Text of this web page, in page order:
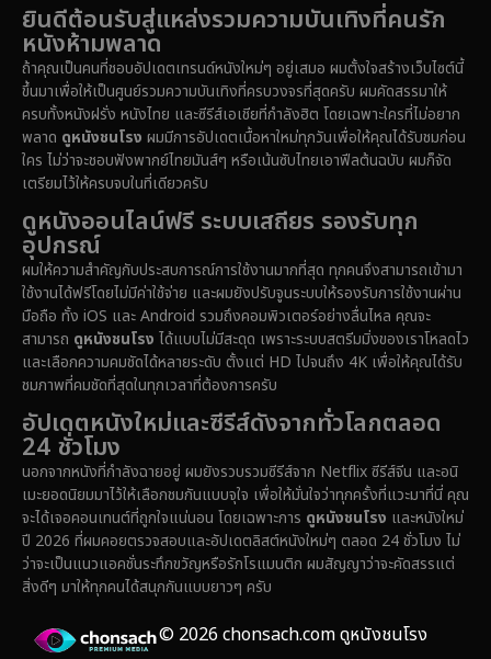
Disaster
Disney+ (5)
Documentary สารคดี (91)
Dystopian
Emotional (61)
Epic มหากาพย์ (222)
Family ครอบครัว
Fantasy จินตนาการ (329)
Fiction (14)
1985
1983
1982
1981
1971
1962 1953
ยินดีต้อนรับสู่แหล่งรวมความบันเทิงที่คนรัก
หนังห้ามพลาด
ถ้าคุณเป็นคนที่ชอบอัปเดตเทรนด์หนังใหม่ๆ อยู่เสมอ ผมตั้งใจสร้างเว็บไซต์นี้
ขึ้นมาเพื่อให้เป็นศูนย์รวมความบันเทิงที่ครบวงจรที่สุดครับ ผมคัดสรรมาให้
ครบทั้งหนังฝรั่ง หนังไทย และซีรีส์เอเชียที่กำลังฮิต โดยเฉพาะใครที่ไม่อยาก
พลาด ดูหนังชนโรง ผมมีการอัปเดตเนื้อหาใหม่ทุกวันเพื่อให้คุณได้รับชมก่อน
ใคร ไม่ว่าจะชอบฟังพากย์ไทยมันส์ๆ หรือเน้นซับไทยเอาฟีลต้นฉบับ ผมก็จัด
เตรียมไว้ให้ครบจบในที่เดียวครับ
ดูหนังออนไลน์ฟรี ระบบเสถียร รองรับทุก
อุปกรณ์
ผมให้ความสำคัญกับประสบการณ์การใช้งานมากที่สุด ทุกคนจึงสามารถเข้ามา
ใช้งานได้ฟรีโดยไม่มีค่าใช้จ่าย และผมยังปรับจูนระบบให้รองรับการใช้งานผ่าน
มือถือ ทั้ง iOS และ Android รวมถึงคอมพิวเตอร์อย่างลื่นไหล คุณจะ
สามารถ ดูหนังชนโรง ได้แบบไม่มีสะดุด เพราะระบบสตรีมมิ่งของเราโหลดไว
และเลือกความคมชัดได้หลายระดับ ตั้งแต่ HD ไปจนถึง 4K เพื่อให้คุณได้รับ
ชมภาพที่คมชัดที่สุดในทุกเวลาที่ต้องการครับ
อัปเดตหนังใหม่และซีรีส์ดังจากทั่วโลกตลอด
24 ชั่วโมง
นอกจากหนังที่กำลังฉายอยู่ ผมยังรวบรวมซีรีส์จาก Netflix ซีรีส์จีน และอนิ
เมะยอดนิยมมาไว้ให้เลือกชมกันแบบจุใจ เพื่อให้มั่นใจว่าทุกครั้งที่แวะมาที่นี่ คุณ
จะได้เจอคอนเทนต์ที่ถูกใจแน่นอน โดยเฉพาะการ ดูหนังชนโรง และหนังใหม่
ปี 2026 ที่ผมคอยตรวจสอบและอัปเดตลิสต์หนังใหม่ๆ ตลอด 24 ชั่วโมง ไม่
ว่าจะเป็นแนวแอคชั่นระทึกขวัญหรือรักโรแมนติก ผมสัญญาว่าจะคัดสรรแต่
สิ่งดีๆ มาให้ทุกคนได้สนุกกันแบบยาวๆ ครับ
© 2026 chonsach.com ดูหนังชนโรง